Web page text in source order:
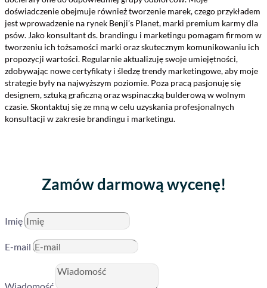
doświadczenie obejmuje również tworzenie marek, czego przykładem
jest wprowadzenie na rynek Benji’s Planet, marki premium karmy dla
psów. Jako konsultant ds. brandingu i marketingu pomagam firmom w
tworzeniu ich tożsamości marki oraz skutecznym komunikowaniu ich
propozycji wartości. Regularnie aktualizuję swoje umiejętności,
zdobywając nowe certyfikaty i śledzę trendy marketingowe, aby moje
strategie były na najwyższym poziomie. Poza pracą pasjonuję się
designem, sztuką graficzną oraz wspinaczką bulderową w wolnym
czasie. Skontaktuj się ze mną w celu uzyskania profesjonalnych
konsultacji w zakresie brandingu i marketingu.
Zamów darmową wycenę!
Imię
E-mail